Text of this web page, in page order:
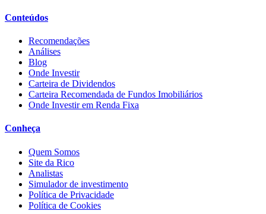
Conteúdos
Recomendações
Análises
Blog
Onde Investir
Carteira de Dividendos
Carteira Recomendada de Fundos Imobiliários
Onde Investir em Renda Fixa
Conheça
Quem Somos
Site da Rico
Analistas
Simulador de investimento
Política de Privacidade
Política de Cookies